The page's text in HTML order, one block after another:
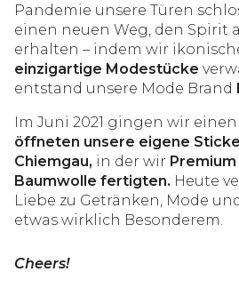
Pandemie unsere Türen
einen neuen Weg, den Spirit
erhalten – indem wir
einzigartige Modestücke
entstand unsere Mode Brand
Im Juni 2021 gingen wir
öffneten unsere eigene
Chiemgau, in der wir
Baumwolle fertigten. Heute
Liebe zu Getränken, Mode
etwas wirklich Besonderem.
Cheers!